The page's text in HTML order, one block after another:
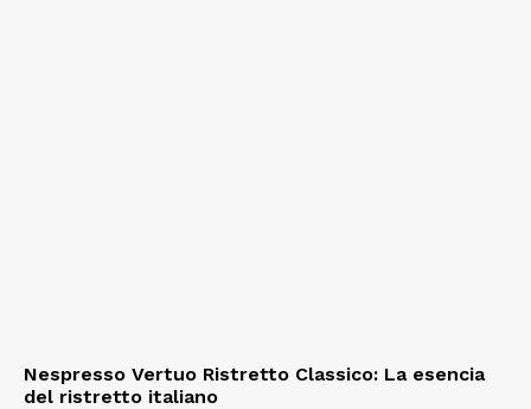
Nespresso Vertuo Ristretto Classico: La esencia
del ristretto italiano